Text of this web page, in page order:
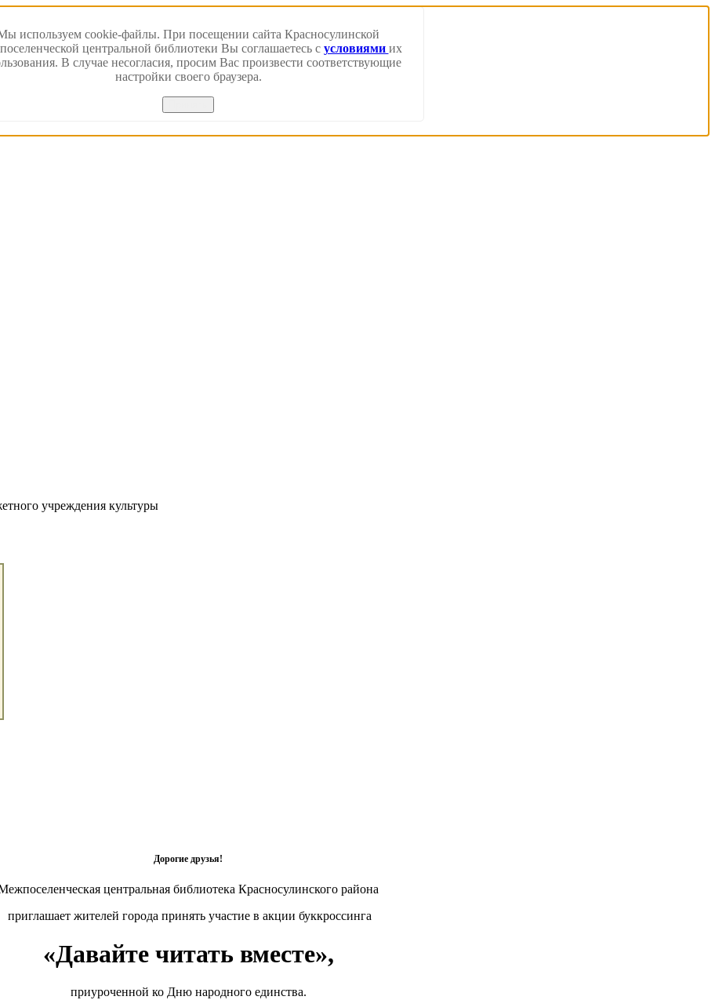
используем cookie-файлы. При посещении сайта Красносулинской
центральной библиотеки Вы соглашаетесь с условиями их
В случае несогласия, просим Вас произвести соответствующие
настройки своего браузера.
учреждения культуры
Дорогие друзья!
центральная библиотека Красносулинского района
приглашает жителей города принять участие в акции буккроссинга
«Давайте читать вместе»,
приуроченной ко Дню народного единства.